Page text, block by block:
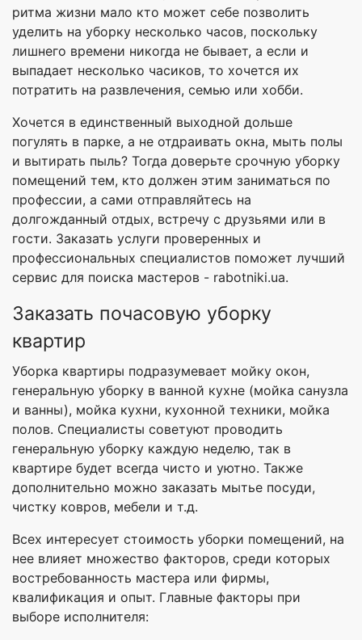
ритма жизни мало кто может себе позволить
уделить на уборку несколько часов, поскольку
лишнего времени никогда не бывает, а если и
выпадает несколько часиков, то хочется их
потратить на развлечения, семью или хобби.
Хочется в единственный выходной дольше
погулять в парке, а не отдраивать окна, мыть полы
и вытирать пыль? Тогда доверьте срочную уборку
помещений тем, кто должен этим заниматься по
профессии, а сами отправляйтесь на
долгожданный отдых, встречу с друзьями или в
гости. Заказать услуги проверенных и
профессиональных специалистов поможет лучший
сервис для поиска мастеров - rabotniki.ua.
Заказать почасовую уборку
квартир
Уборка квартиры подразумевает мойку окон,
генеральную уборку в ванной кухне (мойка санузла
и ванны), мойка кухни, кухонной техники, мойка
полов. Специалисты советуют проводить
генеральную уборку каждую неделю, так в
квартире будет всегда чисто и уютно. Также
дополнительно можно заказать мытье посуди,
чистку ковров, мебели и т.д.
Всех интересует стоимость уборки помещений, на
нее влияет множество факторов, среди которых
востребованность мастера или фирмы,
квалификация и опыт. Главные факторы при
выборе исполнителя: